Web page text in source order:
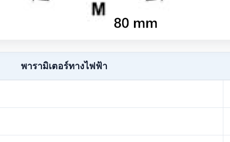
พารามิเตอร์ทางไฟฟ้า